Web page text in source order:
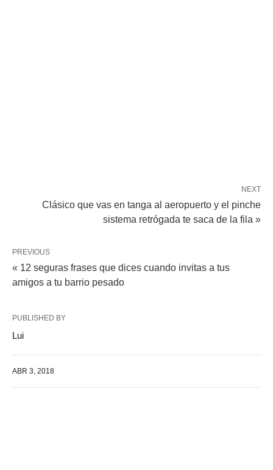
NEXT
Clásico que vas en tanga al aeropuerto y el pinche
sistema retrógada te saca de la fila »
PREVIOUS
« 12 seguras frases que dices cuando invitas a tus
amigos a tu barrio pesado
PUBLISHED BY
Lui
ABR 3, 2018